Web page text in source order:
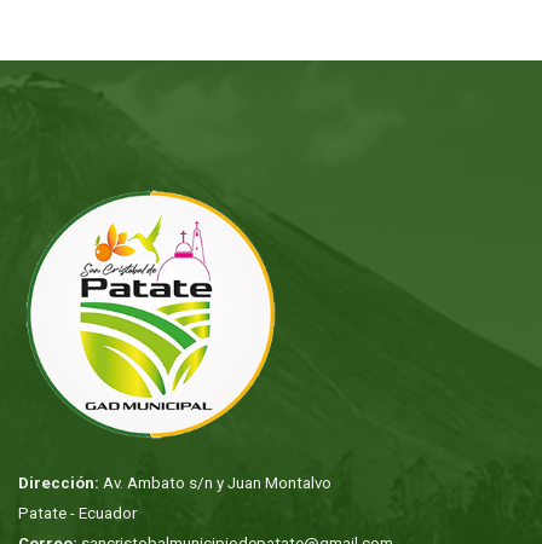
Dirección: Av. Ambato s/n y Juan Montalvo
Patate - Ecuador